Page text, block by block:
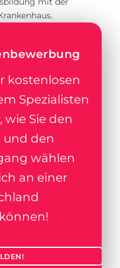
kostenlosen
Spezialisten
wie Sie den
und den
wählen
an einer